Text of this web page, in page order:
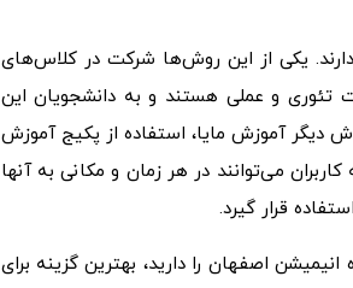
یکی از این روش‌ها شرکت در کلاس‌های
و عملی هستند و به دانشجویان این
دیگر آموزش مایا، استفاده از پکیج‌ آموزش
می‌توانند در هر زمان و مکانی به آنها
قرار گیرد.
انیمیشن اصفهان را دارید، بهترین گزینه برای